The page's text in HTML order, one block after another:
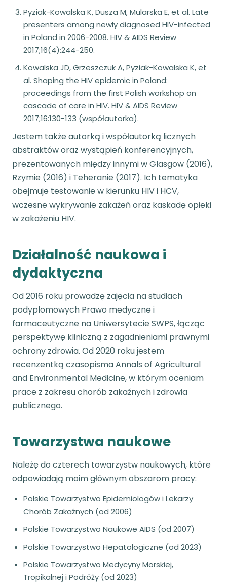
Pyziak-Kowalska K, Dusza M, Mularska E, et al. Late
presenters among newly diagnosed HIV-infected
in Poland in 2006-2008. HIV & AIDS Review
2017;16(4):244-250.
Kowalska JD, Grzeszczuk A, Pyziak-Kowalska K, et
al. Shaping the HIV epidemic in Poland:
proceedings from the first Polish workshop on
cascade of care in HIV. HIV & AIDS Review
2017;16:130-133 (współautorka).
Jestem także autorką i współautorką licznych
abstraktów oraz wystąpień konferencyjnych,
prezentowanych między innymi w Glasgow (2016),
Rzymie (2016) i Teheranie (2017). Ich tematyka
obejmuje testowanie w kierunku HIV i HCV,
wczesne wykrywanie zakażeń oraz kaskadę opieki
w zakażeniu HIV.
Działalność naukowa i
dydaktyczna
Od 2016 roku prowadzę zajęcia na studiach
podyplomowych Prawo medyczne i
farmaceutyczne na Uniwersytecie SWPS, łącząc
perspektywę kliniczną z zagadnieniami prawnymi
ochrony zdrowia. Od 2020 roku jestem
recenzentką czasopisma Annals of Agricultural
and Environmental Medicine, w którym oceniam
prace z zakresu chorób zakaźnych i zdrowia
publicznego.
Towarzystwa naukowe
Należę do czterech towarzystw naukowych, które
odpowiadają moim głównym obszarom pracy:
Polskie Towarzystwo Epidemiologów i Lekarzy
Chorób Zakaźnych (od 2006)
Polskie Towarzystwo Naukowe AIDS (od 2007)
Polskie Towarzystwo Hepatologiczne (od 2023)
Polskie Towarzystwo Medycyny Morskiej,
Tropikalnej i Podróży (od 2023)